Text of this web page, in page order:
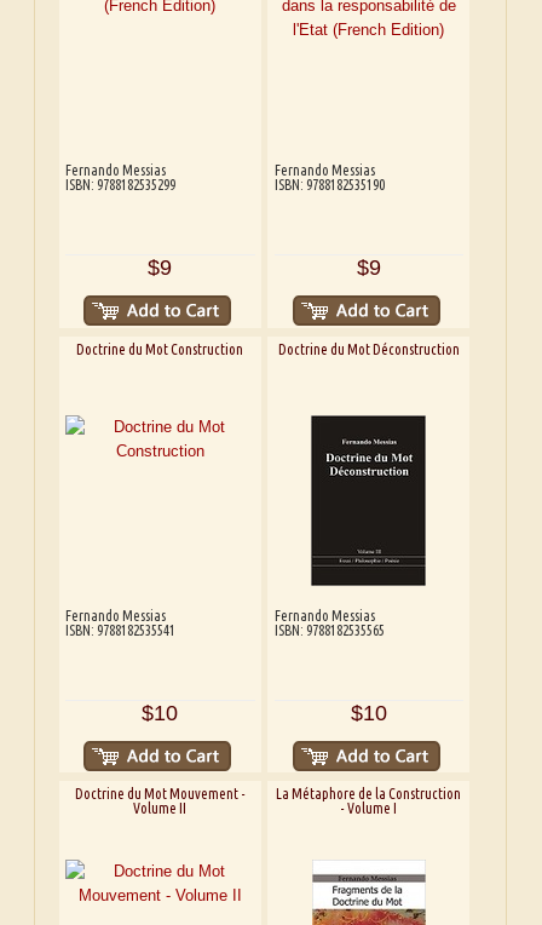
Fernando Messias
ISBN: 9788182535299
$9
Fernando Messias
ISBN: 9788182535190
$9
Doctrine du Mot Construction
Fernando Messias
ISBN: 9788182535541
$10
Doctrine du Mot Déconstruction
Fernando Messias
ISBN: 9788182535565
$10
Doctrine du Mot Mouvement -
Volume II
La Métaphore de la Construction
- Volume I